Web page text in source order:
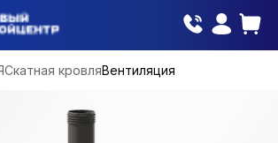
Скатная кровляВентиляция